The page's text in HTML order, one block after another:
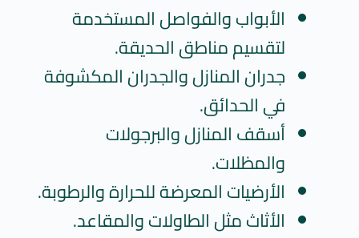
الأبواب والفواصل المستخدمة
لتقسيم مناطق الحديقة.
جدران المنازل والجدران المكشوفة
في الحدائق.
أسقف المنازل والبرجولات
والمظلات.
الأرضيات المعرضة للحرارة والرطوبة.
الأثاث مثل الطاولات والمقاعد.